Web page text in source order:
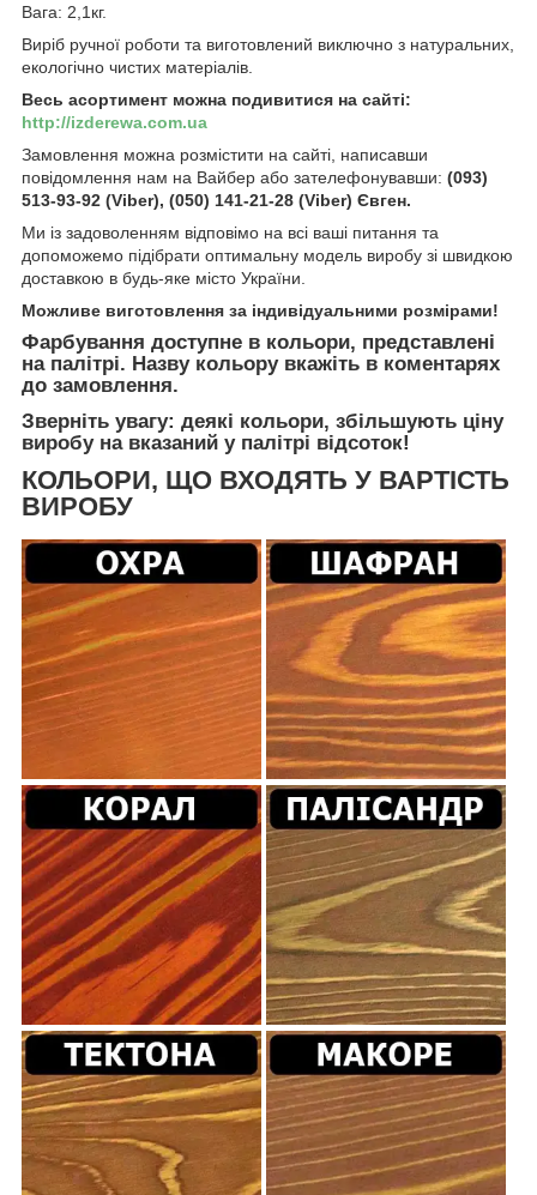
Вага: 2,1кг.
Виріб ручної роботи та виготовлений виключно з натуральних,
екологічно чистих матеріалів.
Весь асортимент можна подивитися на сайті:
http://izderewa.com.ua
Замовлення можна розмістити на сайті, написавши
повідомлення нам на Вайбер або зателефонувавши: (093)
513-93-92 (Viber), (050) 141-21-28 (Viber) Євген.
Ми із задоволенням відповімо на всі ваші питання та
допоможемо підібрати оптимальну модель виробу зі швидкою
доставкою в будь-яке місто України.
Можливе виготовлення за індивідуальними розмірами!
Фарбування доступне в кольори, представлені
на палітрі. Назву кольору вкажіть в коментарях
до замовлення.
Зверніть увагу: деякі кольори, збільшують ціну
виробу на вказаний у палітрі відсоток!
КОЛЬОРИ, ЩО ВХОДЯТЬ У ВАРТІСТЬ
ВИРОБУ